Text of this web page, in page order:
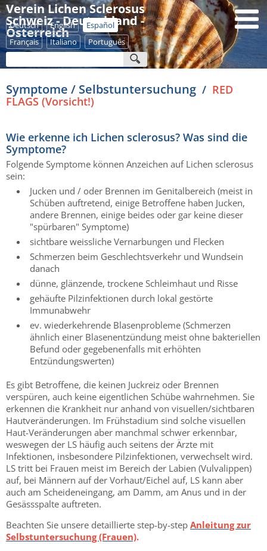
Verein Lichen Sclerosus
Schweiz - Deutschland -
Österreich
Deutsch English
Español
Français
Italiano Português
Symptome / Selbstuntersuchung / RED
FLAGS (Vorsicht!)
Wie erkenne ich Lichen sclerosus? Was sind die
Symptome?
Folgende Symptome können Anzeichen auf Lichen sclerosus
sein:
Jucken und / oder Brennen im Genitalbereich (meist in
Schüben auftretend, einige Betroffene haben Jucken,
andere Brennen, einige beides oder gar keine dieser
"spürbaren" Symptome)
sichtbare weissliche Vernarbungen und Flecken
Schmerzen beim Geschlechtsverkehr und Wundsein
danach
dünne, glänzende, trockene Schleimhaut und Risse
gehäufte Pilzinfektionen durch lokal gestörte
Immunabwehr
ev. wiederkehrende Blasenprobleme (Schmerzen
ähnlich einer Blasenentzündung meist ohne bakteriellen
Befund oder gegebenenfalls mit erhöhten
Entzündungswerten)
Es gibt Betroffene, die keinen Juckreiz oder Brennen
verspüren, auch keine eigentlichen Schübe wahrnehmen. Sie
erkennen die Krankheit nur anhand von visuellen/sichtbaren
Hautveränderungen. Im Frühstadium sind solche visuellen
Haut-Veränderungen aber manchmal schwer erkennbar,
weswegen der LS häufig auch seitens der Ärzte mit
Infektionen, insbesondere Pilzinfektionen, verwechselt wird.
LS tritt bei Frauen meist im Bereich der Labien (Vulvalippen)
auf, bei Männern auf der Vorhaut/Eichel auf, LS kann aber
auch am Scheideneingang, am Damm, am Anus und in der
Gesässspalte auftreten.
Beachten Sie unsere detaillierte step-by-step Anleitung zur
Selbstuntersuchung (Frauen).